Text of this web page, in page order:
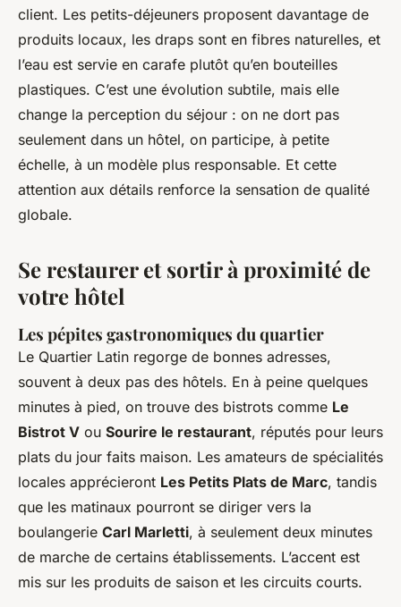
client. Les petits-déjeuners proposent davantage de
produits locaux, les draps sont en fibres naturelles, et
l’eau est servie en carafe plutôt qu’en bouteilles
plastiques. C’est une évolution subtile, mais elle
change la perception du séjour : on ne dort pas
seulement dans un hôtel, on participe, à petite
échelle, à un modèle plus responsable. Et cette
attention aux détails renforce la sensation de qualité
globale.
Se restaurer et sortir à proximité de
votre hôtel
Les pépites gastronomiques du quartier
Le Quartier Latin regorge de bonnes adresses,
souvent à deux pas des hôtels. En à peine quelques
minutes à pied, on trouve des bistrots comme Le
Bistrot V ou Sourire le restaurant, réputés pour leurs
plats du jour faits maison. Les amateurs de spécialités
locales apprécieront Les Petits Plats de Marc, tandis
que les matinaux pourront se diriger vers la
boulangerie Carl Marletti, à seulement deux minutes
de marche de certains établissements. L’accent est
mis sur les produits de saison et les circuits courts.